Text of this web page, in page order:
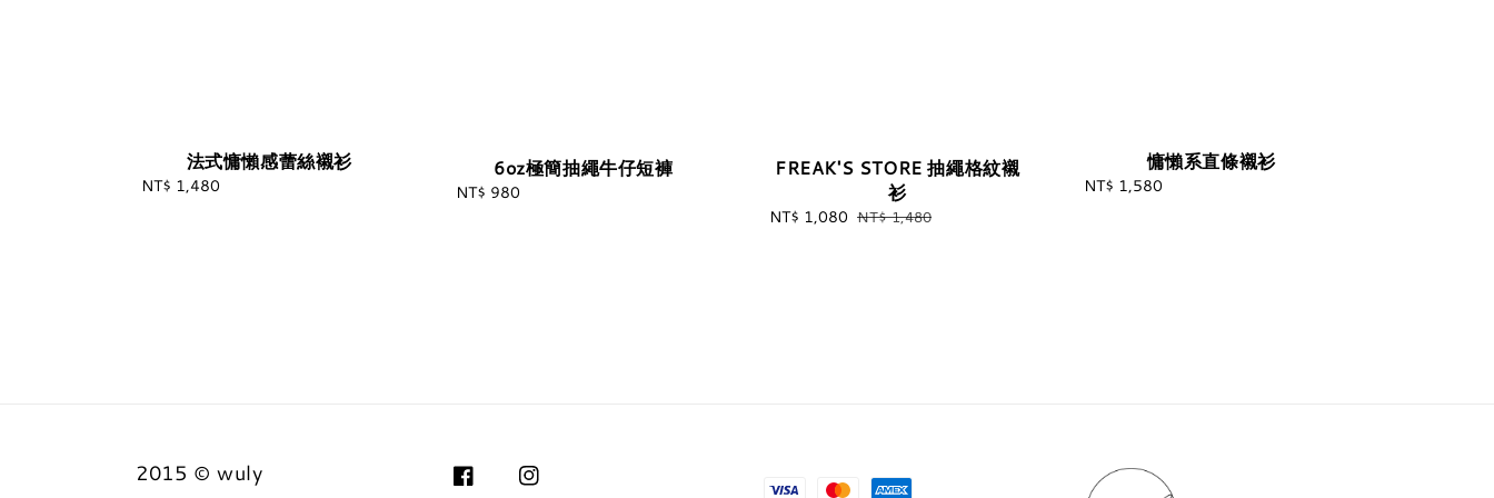
法式慵懶感蕾絲襯衫
Regular
NT$ 1,480
6oz極簡抽繩牛仔短褲
Regular
NT$ 980
FREAK'S STORE 抽繩格紋襯
衫
Sale
NT$ 1,080 Regular
NT$ 1,480
慵懶系直條襯衫
Regular
NT$ 1,580
2015 © wuly